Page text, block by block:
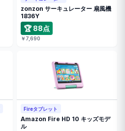
zonzon サーキュレーター 扇風機
1836Y
🏆 88点
￥7,690
Fireタブレット
Amazon Fire HD 10 キッズモデ
ル